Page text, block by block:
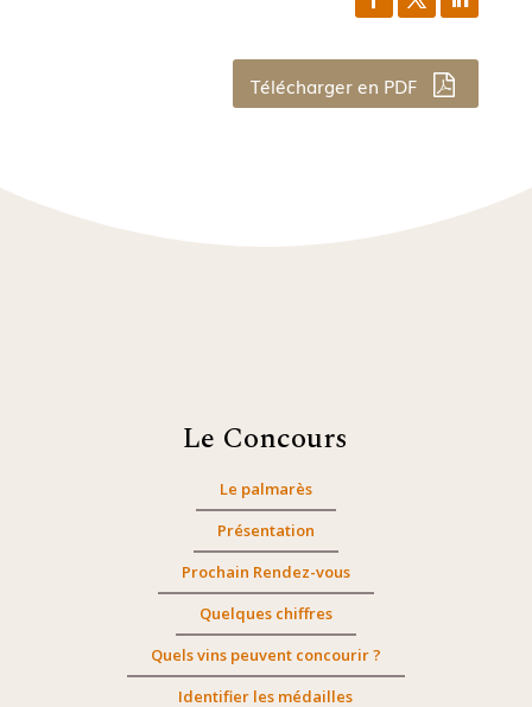
Télécharger en PDF
Le Concours
Le palmarès
Présentation
Prochain Rendez-vous
Quelques chiffres
Quels vins peuvent concourir ?
Identifier les médailles